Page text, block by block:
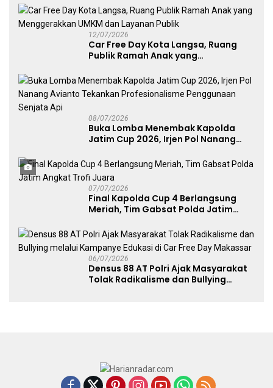
UMKM
12/07/2026
Car Free Day Kota Langsa, Ruang
Publik Ramah Anak yang
Publik
08/07/2026
Buka Lomba Menembak Kapolda
Jatim Cup 2026, Irjen Pol Nanang
Penggunaan Senjata Api
07/07/2026
Final Kapolda Cup 4 Berlangsung
Meriah, Tim Gabsat Polda Jatim
06/07/2026
Densus 88 AT Polri Ajak Masyarakat
Tolak Radikalisme dan Bullying